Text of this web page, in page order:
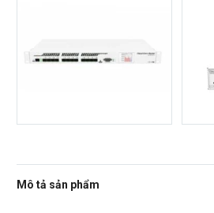
Mô tả sản phẩm